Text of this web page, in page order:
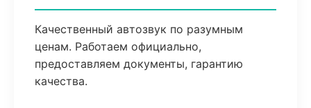
Качественный автозвук по разумным
ценам. Работаем официально,
предоставляем документы, гарантию
качества.